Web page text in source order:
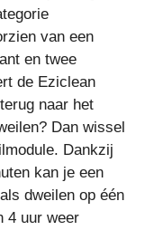
van een
en twee
de Eziclean
naar het
Dan wissel
Dankzij
kan je een
dweilen op één
4 uur weer